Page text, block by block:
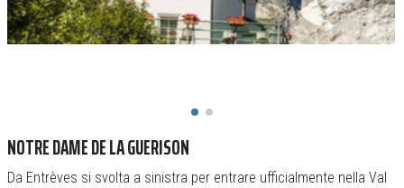
NOTRE DAME DE LA GUERISON
Da Entrèves si svolta a sinistra per entrare ufficialmente nella Val